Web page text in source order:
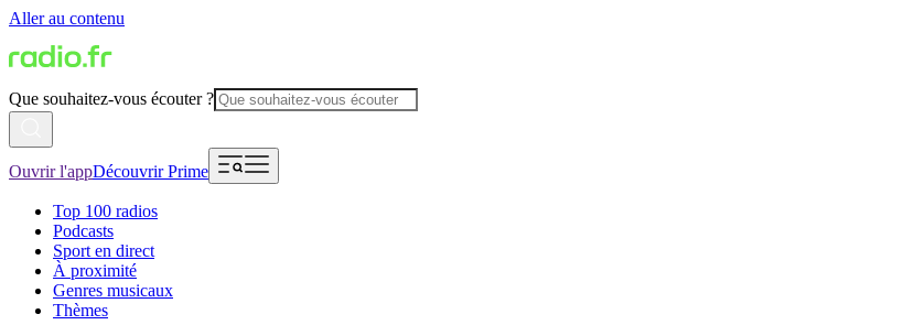
Aller au contenu
Que souhaitez-vous écouter ?
Ouvrir l'appDécouvrir Prime
Top 100 radios
Podcasts
Sport en direct
À proximité
Genres musicaux
Thèmes